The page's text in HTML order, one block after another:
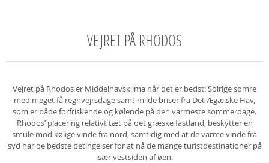
VEJRET PÅ RHODOS
Vejret på Rhodos er Middelhavsklima når det er bedst: Solrige somre
med meget få regnvejrsdage samt milde briser fra Det Ægæiske Hav,
som er både forfriskende og kølende på den varmeste sommerdage.
Rhodos’ placering relativt tæt på det græske fastland, beskytter en
smule mod kølige vinde fra nord, samtidig med at de varme vinde fra
syd har de bedste betingelser for at nå de mange turistdestinationer på
især vestsiden af øen.